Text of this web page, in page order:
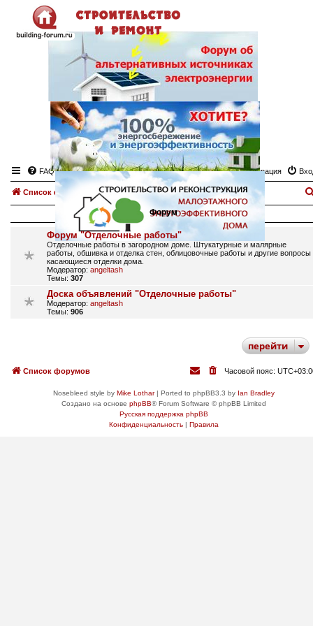
FAQ Регистрация
Список форумов Отделочные работы
Форум
Форум "Отделочные работы"
Отделочные работы в загородном доме. Штукатурные и малярные
работы, обшивка и отделка стен, облицовочные работы и другие вопросы
касающиеся отделки дома.
Модератор: angeltash
Темы: 307
Доска объявлений "Отделочные работы"
Модератор: angeltash
Темы: 906
перейти
Список форумов Часовой пояс:
Nosebleed style by Mike Lothar| Ported to phpBB3.3 by Ian Bradley
Создано на основе phpBB® Forum Software © phpBB Limited
Русская поддержка phpBB
Конфиденциальность| Правила